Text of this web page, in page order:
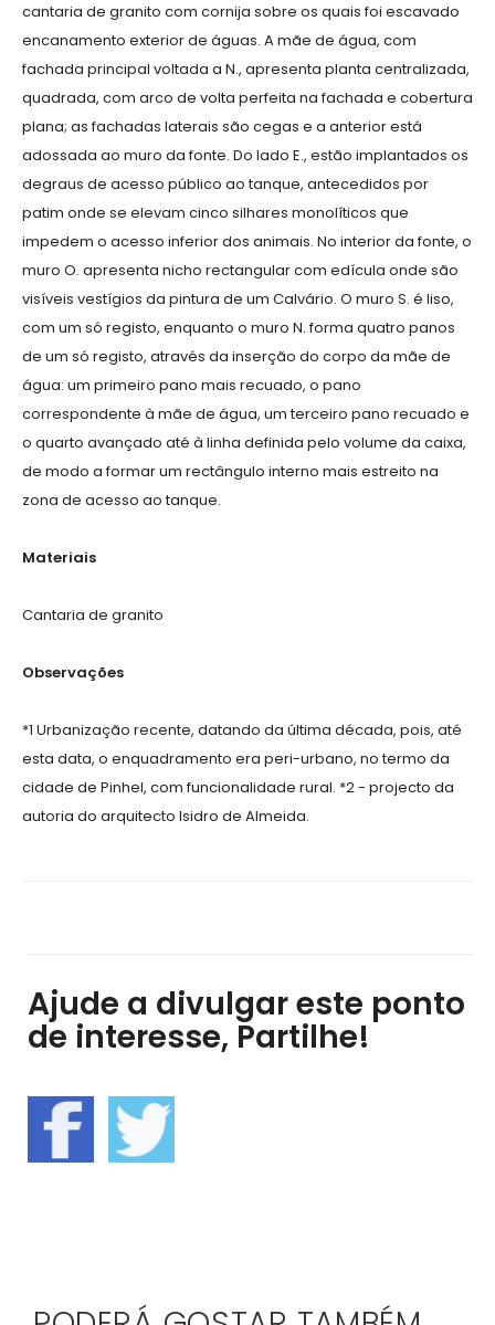
cantaria de granito com cornija sobre os quais foi escavado
encanamento exterior de águas. A mãe de água, com
fachada principal voltada a N., apresenta planta centralizada,
quadrada, com arco de volta perfeita na fachada e cobertura
plana; as fachadas laterais são cegas e a anterior está
adossada ao muro da fonte. Do lado E., estão implantados os
degraus de acesso público ao tanque, antecedidos por
patim onde se elevam cinco silhares monolíticos que
impedem o acesso inferior dos animais. No interior da fonte, o
muro O. apresenta nicho rectangular com edícula onde são
visíveis vestígios da pintura de um Calvário. O muro S. é liso,
com um só registo, enquanto o muro N. forma quatro panos
de um só registo, através da inserção do corpo da mãe de
água: um primeiro pano mais recuado, o pano
correspondente à mãe de água, um terceiro pano recuado e
o quarto avançado até à linha definida pelo volume da caixa,
de modo a formar um rectângulo interno mais estreito na
zona de acesso ao tanque.
Materiais
Cantaria de granito
Observações
*1 Urbanização recente, datando da última década, pois, até
esta data, o enquadramento era peri-urbano, no termo da
cidade de Pinhel, com funcionalidade rural. *2 - projecto da
autoria do arquitecto Isidro de Almeida.
Ajude a divulgar este ponto
de interesse, Partilhe!